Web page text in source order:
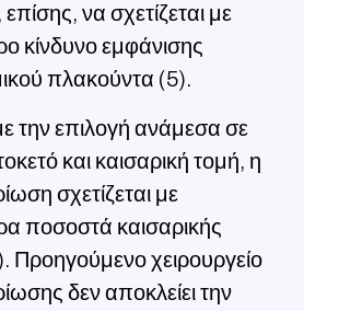
επίσης, να σχετίζεται με
κίνδυνο εμφάνισης
πλακούντα (5).
την επιλογή ανάμεσα σε
και καισαρική τομή, η
σχετίζεται με
ποσοστά καισαρικής
Προηγούμενο χειρουργείο
δεν αποκλείει την